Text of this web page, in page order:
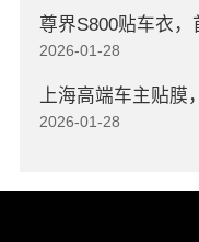
尊界S800贴车衣，
2026-01-28
上海高端车主贴膜
2026-01-28